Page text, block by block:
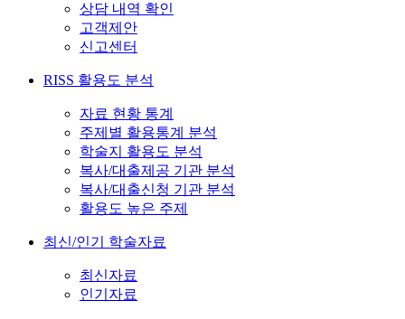
상담 내역 확인
고객제안
신고센터
RISS 활용도 분석
자료 현황 통계
주제별 활용통계 분석
학술지 활용도 분석
복사/대출제공 기관 분석
복사/대출신청 기관 분석
활용도 높은 주제
최신/인기 학술자료
최신자료
인기자료